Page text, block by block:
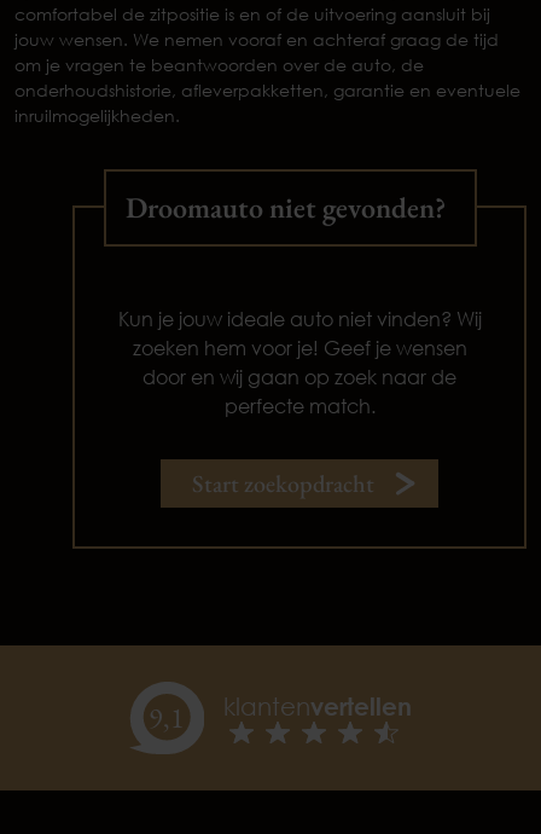
comfortabel de zitpositie is en of de uitvoering aansluit bij
jouw wensen. We nemen vooraf en achteraf graag de tijd
om je vragen te beantwoorden over de auto, de
onderhoudshistorie, afleverpakketten, garantie en eventuele
inruilmogelijkheden.
Droomauto niet gevonden?
Kun je jouw ideale auto niet vinden? Wij
zoeken hem voor je! Geef je wensen
door en wij gaan op zoek naar de
perfecte match.
Start zoekopdracht
9,1 klantenvertellen